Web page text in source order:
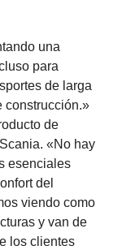
una
para
de larga
construcción.»
de
«No hay
esenciales
del
viendo como
y van de
los clientes